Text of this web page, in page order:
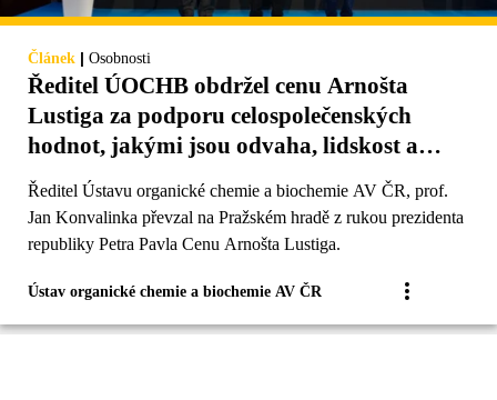
Článek | Osobnosti
Ředitel ÚOCHB obdržel cenu Arnošta
Lustiga za podporu celospolečenských
hodnot, jakými jsou odvaha, lidskost a
spravedlnost
Ředitel Ústavu organické chemie a biochemie AV ČR, prof.
Jan Konvalinka převzal na Pražském hradě z rukou prezidenta
republiky Petra Pavla Cenu Arnošta Lustiga.
Ústav organické chemie a biochemie AV ČR